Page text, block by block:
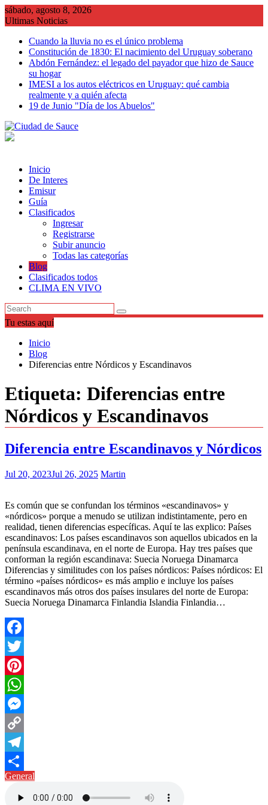
Saltar
al
sábado, agosto 8, 2026
Ultimas Noticias
Cuando la lluvia no es el único problema
Constitución de 1830: El nacimiento del Uruguay soberano
Abdón Fernández: el legado del payador que hizo de Sauce
su hogar
IMESI a los autos eléctricos en Uruguay: qué cambia
realmente y a quién afecta
19 de Junio "Día de los Abuelos"
Inicio
De Interes
Emisur
Guía
Clasificados
Ingresar
Registrarse
Subir anuncio
Todas las categorías
Blog
Clasificados todos
CLIMA EN VIVO
Tu estas aquí
Inicio
Blog
Diferencias entre Nórdicos y Escandinavos
Etiqueta: Diferencias entre
Nórdicos y Escandinavos
Diferencia entre Escandinavos y Nórdicos
Jul 20, 2023Jul 26, 2025 Martin
Es común que se confundan los términos «escandinavos» y
«nórdicos» porque a menudo se utilizan indistintamente, pero en
realidad, tienen diferencias específicas. Aquí te las explico: Países
escandinavos: Los países escandinavos son aquellos ubicados en la
península escandinava, en el norte de Europa. Hay tres países que
conforman la región escandinava: Suecia Noruega Dinamarca
Diferencias y similitudes con los países nórdicos: Países nórdicos: El
término «países nórdicos» es más amplio e incluye los países
escandinavos más otros dos países insulares del norte de Europa:
Suecia Noruega Dinamarca Finlandia Islandia Finlandia…
Facebook
Twitter
Pinterest
WhatsApp
Messenger
Copy
Link
Telegram
Compartir
General